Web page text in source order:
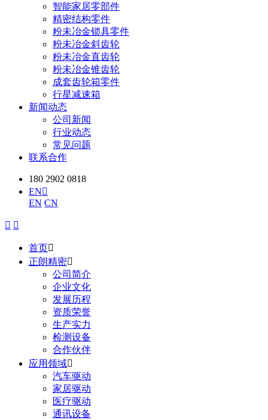
智能家居零部件
精密结构零件
粉未冶金锁具零件
粉未冶金斜齿轮
粉未冶金直齿轮
粉未冶金锥齿轮
成套齿轮箱零件
行星减速箱
新闻动态
公司新闻
行业动态
常见问题
联系合作
180 2902 0818
EN
EN CN
 
首页
正朗精密
公司简介
企业文化
发展历程
资质荣誉
生产实力
检测设备
合作伙伴
应用领域
汽车驱动
家居驱动
医疗驱动
通讯设备